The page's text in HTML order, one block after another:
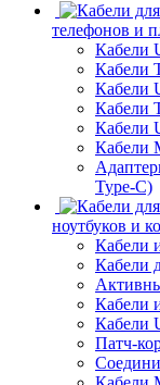
телефонов и
Кабели
Кабели
Кабели
Кабели
Кабели
Кабели
Type-C)
ноутбуков и
Кабели
Кабели
Кабели
Кабели
Патч-